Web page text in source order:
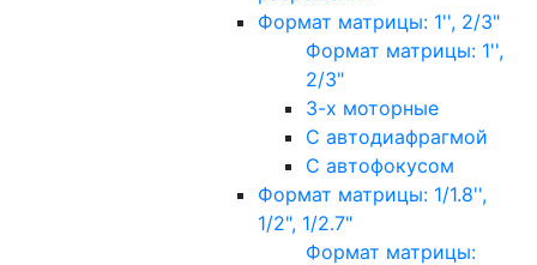
Формат матрицы: 1'', 2/3"
Формат матрицы: 1'',
2/3"
3-х моторные
С автодиафрагмой
С автофокусом
Формат матрицы: 1/1.8'',
1/2", 1/2.7"
Формат матрицы: